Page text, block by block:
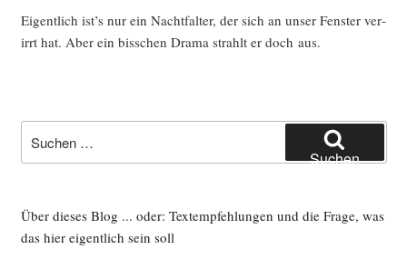
Eigent­lich ist’s nur ein Nacht­fal­ter, der sich an unser Fens­ter ver­
irrt hat. Aber ein biss­chen Dra­ma strahlt er doch aus.
nach:
Suchen
Über dieses Blog ... oder: Textempfehlungen und die Frage, was
das hier eigentlich sein soll